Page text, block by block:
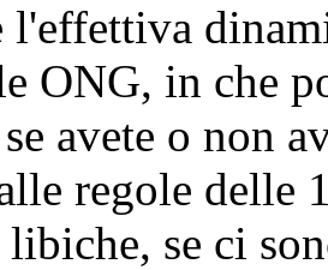
l'effettiva
ONG, in che
avete o non
regole delle
libiche, se ci